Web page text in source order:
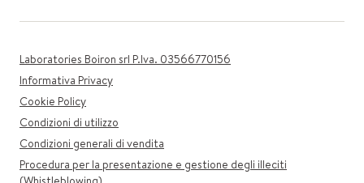
Laboratories Boiron srl P.Iva. 03566770156
Informativa Privacy
Cookie Policy
Condizioni di utilizzo
Condizioni generali di vendita
Procedura per la presentazione e gestione degli illeciti